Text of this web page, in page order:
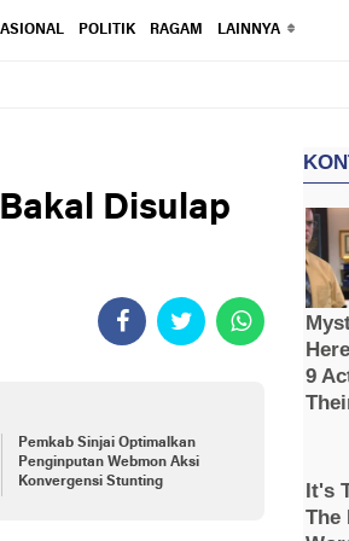
POLITIK RAGAM LAINNYA
Disulap
Pemkab Sinjai Optimalkan
Penginputan Webmon Aksi
Konvergensi Stunting